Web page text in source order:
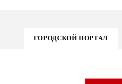
ГОРОДСКОЙ ПОРТАЛ